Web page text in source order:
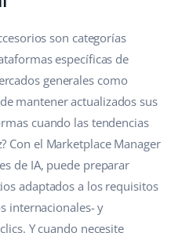
son categorías
específicas de
generales como
mantener actualizados sus
cuando las tendencias
Con el Marketplace Manager
de IA, puede preparar
adaptados a los requisitos
internacionales- y
Y cuando necesite